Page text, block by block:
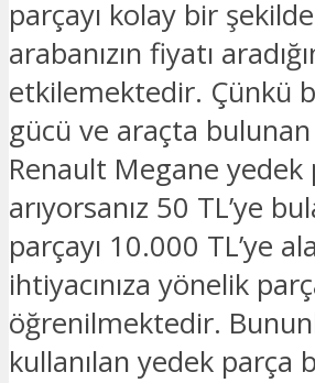
parçayı kolay bir
arabanızın fiyatı
etkilemektedir. Çünkü
gücü ve araçta
Renault Megane
arıyorsanız 50 TL’ye
parçayı 10.000 TL’ye
ihtiyacınıza yönelik
öğrenilmektedir.
kullanılan yedek parça